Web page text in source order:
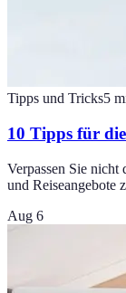
Tipps und Tricks5
10 Tipps für
Verpassen Sie
und Reiseangebote
Aug 6